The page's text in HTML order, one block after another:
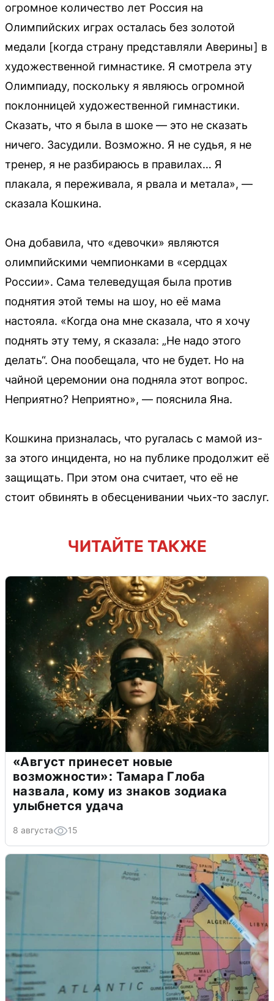
огромное количество лет Россия на
Олимпийских играх осталась без золотой
медали [когда страну представляли Аверины] в
художественной гимнастике. Я смотрела эту
Олимпиаду, поскольку я являюсь огромной
поклонницей художественной гимнастики.
Сказать, что я была в шоке — это не сказать
ничего. Засудили. Возможно. Я не судья, я не
тренер, я не разбираюсь в правилах… Я
плакала, я переживала, я рвала и метала», —
сказала Кошкина.
Она добавила, что «девочки» являются
олимпийскими чемпионками в «сердцах
России». Сама телеведущая была против
поднятия этой темы на шоу, но её мама
настояла. «Когда она мне сказала, что я хочу
поднять эту тему, я сказала: „Не надо этого
делать“. Она пообещала, что не будет. Но на
чайной церемонии она подняла этот вопрос.
Неприятно? Неприятно», — пояснила Яна.
Кошкина призналась, что ругалась с мамой из-
за этого инцидента, но на публике продолжит её
защищать. При этом она считает, что её не
стоит обвинять в обесценивании чьих-то заслуг.
ЧИТАЙТЕ ТАКЖЕ
«Август принесет новые
возможности»: Тамара Глоба
назвала, кому из знаков зодиака
улыбнется удача
8 августа 15